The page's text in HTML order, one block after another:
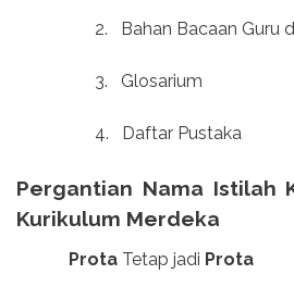
2. Bahan Bacaan Guru
3. Glosarium
4. Daftar Pustaka
Pergantian Nama Istilah
Kurikulum Merdeka
Prota Tetap jadi Prota